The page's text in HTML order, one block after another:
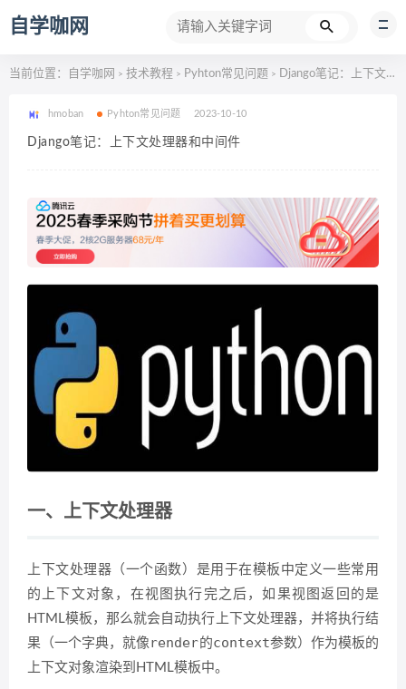
自学咖网
当前位置： 自学咖网 > 技术教程 > Pyhton常见问题 > Django笔记：上下文处理器和中间件
hmoban Pyhton常见问题 2023-10-10
Django笔记：上下文处理器和中间件
一、上下文处理器
上下文处理器（一个函数）是用于在模板中定义一些常用
的上下文对象，在视图执行完之后，如果视图返回的是
HTML模板，那么就会自动执行上下文处理器，并将执行结
果（一个字典，就像 render 的context参数）作为模板的
上下文对象渲染到HTML模板中。